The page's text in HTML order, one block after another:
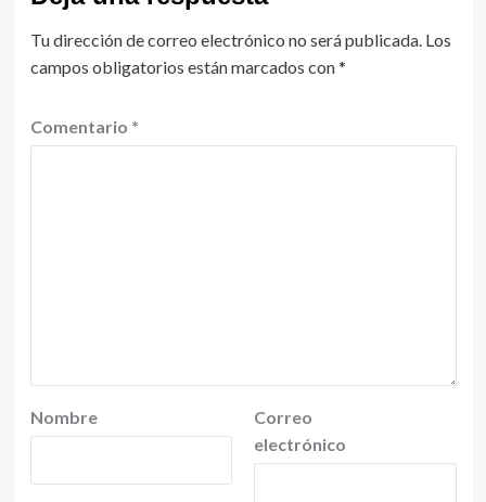
Tu dirección de correo electrónico no será publicada. Los
campos obligatorios están marcados con*
Comentario *
Nombre
Correo
electrónico